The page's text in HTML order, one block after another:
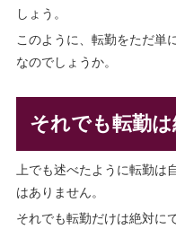
しょう。
このように、転勤をただ単
なのでしょうか。
それでも転勤
上でも述べたように転勤は
はありません。
それでも転勤だけは絶対に